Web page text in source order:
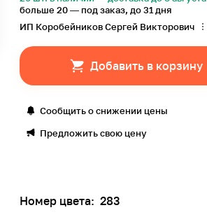
больше 20 — под заказ, до 31 дня
ИП Коробейников Сергей Викторович
Добавить в корзину
Сообщить о снижении цены
Предложить свою цену
Номер цвета: 283